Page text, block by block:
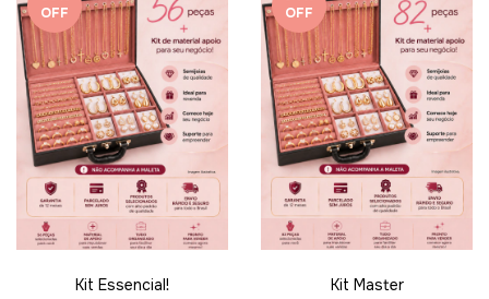
OFF
Kit Essencial!
OFF
Kit Master